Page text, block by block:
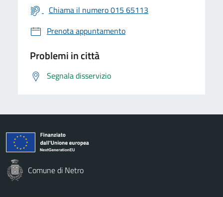
Chiama il numero 015 65113
Prenota appuntamento
Problemi in città
Segnala disservizio
Comune di Netro